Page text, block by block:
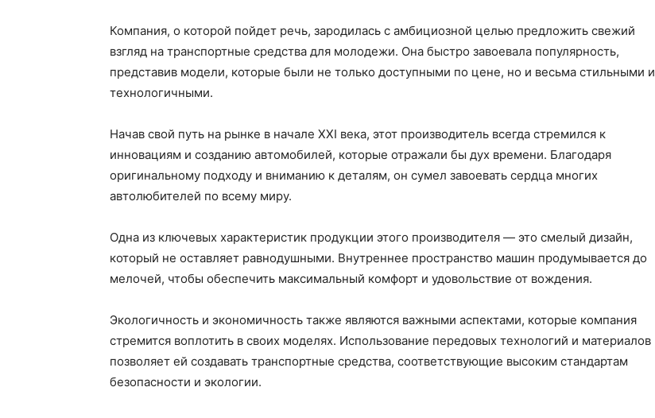
Компания, о которой пойдет речь, зародилась с амбициозной целью предложить свежий
взгляд на транспортные средства для молодежи. Она быстро завоевала популярность,
представив модели, которые были не только доступными по цене, но и весьма стильными и
технологичными.
Начав свой путь на рынке в начале XXI века, этот производитель всегда стремился к
инновациям и созданию автомобилей, которые отражали бы дух времени. Благодаря
оригинальному подходу и вниманию к деталям, он сумел завоевать сердца многих
автолюбителей по всему миру.
Одна из ключевых характеристик продукции этого производителя — это смелый дизайн,
который не оставляет равнодушными. Внутреннее пространство машин продумывается до
мелочей, чтобы обеспечить максимальный комфорт и удовольствие от вождения.
Экологичность и экономичность также являются важными аспектами, которые компания
стремится воплотить в своих моделях. Использование передовых технологий и материалов
позволяет ей создавать транспортные средства, соответствующие высоким стандартам
безопасности и экологии.